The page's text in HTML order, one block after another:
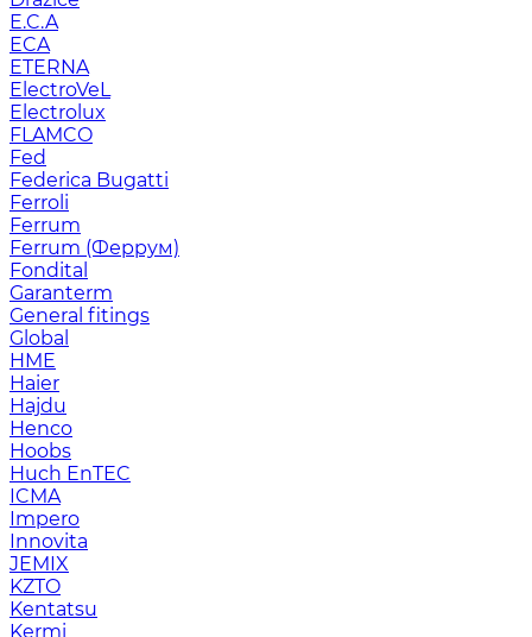
E.C.A
ECA
ETERNA
ElectroVeL
Electrolux
FLAMCO
Fed
Federica Bugatti
Ferroli
Ferrum
Ferrum (Феррум)
Fondital
Garanterm
General fitings
Global
HME
Haier
Hajdu
Henco
Hoobs
Huch EnTEC
ICMA
Impero
Innovita
JEMIX
KZTO
Kentatsu
Kermi